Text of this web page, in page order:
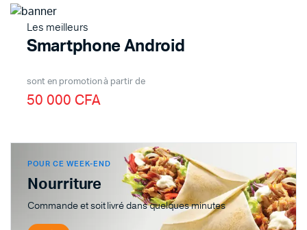
Les meilleurs
Smartphone Android
sont en promotion à partir de
50 000 CFA
POUR CE WEEK-END
Nourriture
Commande et soit livré dans quelques minutes